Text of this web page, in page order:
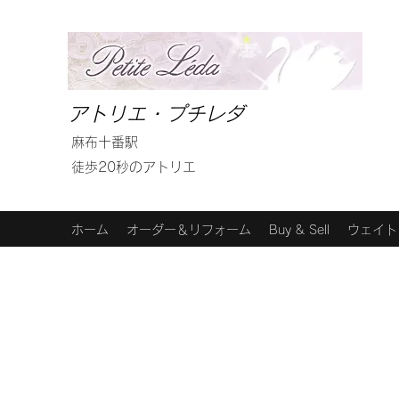
アトリエ・プチレダ
麻布十番駅
徒歩20秒のアトリエ
ホーム オーダー＆リフォーム Buy & Sell ウェイ